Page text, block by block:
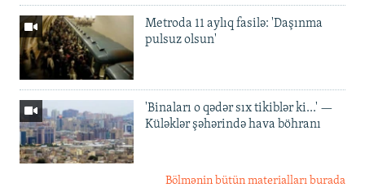
Metroda 11 aylıq fasilə: 'Daşınma
pulsuz olsun'
'Binaları o qədər sıx tikiblər ki...' —
Küləklər şəhərində hava böhranı
Bölmənin bütün materialları burada